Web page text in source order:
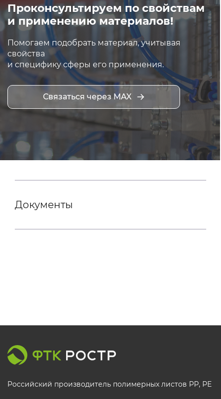
Проконсультируем по свойствам
и применению материалов!
Помогаем подобрать материал, учитывая
свойства
и специфику сферы его применения.
Связаться через MAX
Документы
Российский производитель полимерных листов РР, PE